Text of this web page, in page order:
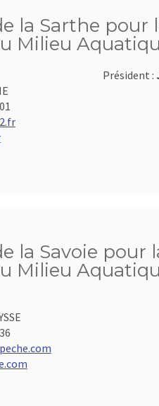
la Sarthe pour
Milieu
Président :
la Savoie pour
Milieu